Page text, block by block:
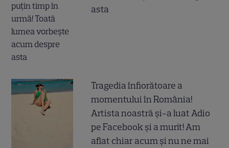
asta
Tragedia înfiorătoare a
momentului în România!
Artista noastră și-a luat Adio
pe Facebook și a murit! Am
aflat chiar acum și nu ne mai